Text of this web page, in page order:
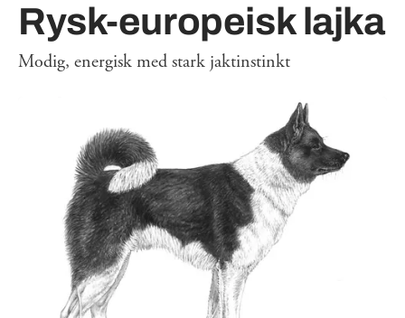
Rysk-europeisk lajka
Modig, energisk med stark jaktinstinkt